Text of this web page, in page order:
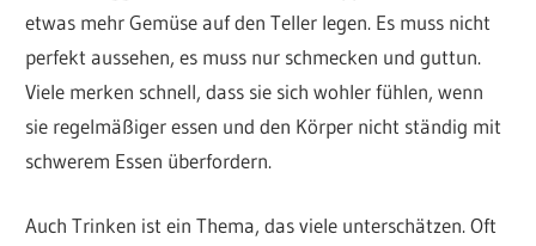
etwas mehr Gemüse auf den Teller legen. Es muss nicht
perfekt aussehen, es muss nur schmecken und guttun.
Viele merken schnell, dass sie sich wohler fühlen, wenn
sie regelmäßiger essen und den Körper nicht ständig mit
schwerem Essen überfordern.
Auch Trinken ist ein Thema, das viele unterschätzen. Oft